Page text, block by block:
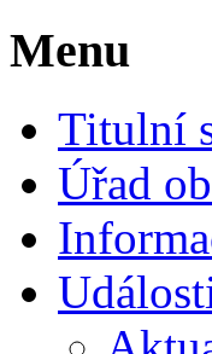
Menu
Titulní
Úřad